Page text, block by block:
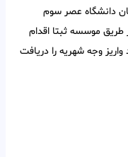
دانشگاه عصر سوم
طریق موسسه ثبتا اقدام
وجه شهریه را دریافت